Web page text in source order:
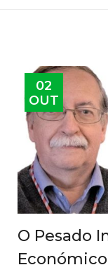
02
OUT
O Pesado